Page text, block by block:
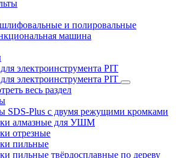
и полировальные
машина
электроинструмента PIT
электроинструмента PIT
весь раздел
SDS-Plus c двумя режущими кромками
алмазные для УШМ
отрезные
пильные
пильные твёрдосплавные по дереву